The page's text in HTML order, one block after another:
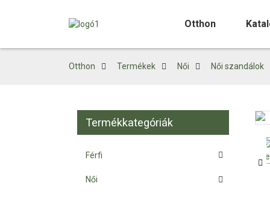
Otthon
Otthon Termékek Női Női szandálok
Termékkategóriák
Férfi
Női
Loading...
Loading...